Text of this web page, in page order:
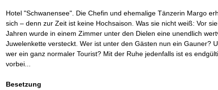
Hotel "Schwanensee". Die Chefin und ehemalige Tänzerin Margo
sich – denn zur Zeit ist keine Hochsaison. Was sie nicht weiß: Vor
Jahren wurde in einem Zimmer unter den Dielen eine unendlich
Juwelenkette versteckt. Wer ist unter den Gästen nun ein Gauner?
wer ein ganz normaler Tourist? Mit der Ruhe jedenfalls ist es
vorbei...
Besetzung